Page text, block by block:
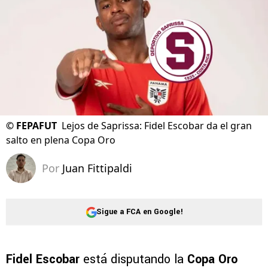
© FEPAFUT Lejos de Saprissa: Fidel Escobar da el gran
salto en plena Copa Oro
Por Juan Fittipaldi
Sigue a FCA en Google!
Fidel Escobar está disputando la Copa Oro